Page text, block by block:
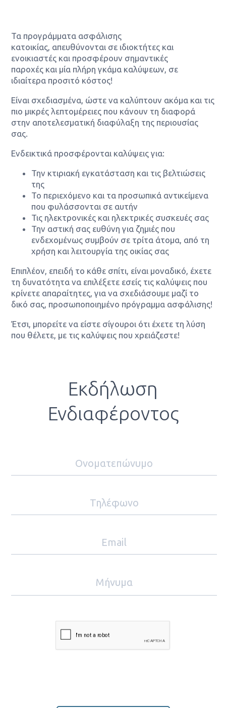
Τα προγράμματα ασφάλισης
κατοικίας, απευθύνονται σε ιδιοκτήτες και
ενοικιαστές και προσφέρουν σημαντικές
παροχές και μία πλήρη γκάμα καλύψεων, σε
ιδιαίτερα προσιτό κόστος!
Είναι σχεδιασμένα, ώστε να καλύπτουν ακόμα και τις
πιο μικρές λεπτομέρειες που κάνουν τη διαφορά
στην αποτελεσματική διαφύλαξη της περιουσίας
σας.
Ενδεικτικά προσφέρονται καλύψεις για:
Την κτιριακή εγκατάσταση και τις βελτιώσεις
της
Το περιεχόμενο και τα προσωπικά αντικείμενα
που φυλάσσονται σε αυτήν
Τις ηλεκτρονικές και ηλεκτρικές συσκευές σας
Την αστική σας ευθύνη για ζημιές που
ενδεχομένως συμβούν σε τρίτα άτομα, από τη
χρήση και λειτουργία της οικίας σας
Επιπλέον, επειδή το κάθε σπίτι, είναι μοναδικό, έχετε
τη δυνατότητα να επιλέξετε εσείς τις καλύψεις που
κρίνετε απαραίτητες, για να σχεδιάσουμε μαζί το
δικό σας, προσωποποιημένο πρόγραμμα ασφάλισης!
Έτσι, μπορείτε να είστε σίγουροι ότι έχετε τη λύση
που θέλετε, με τις καλύψεις που χρειάζεστε!
Εκδήλωση
Ενδιαφέροντος